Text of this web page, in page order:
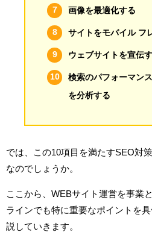
画像を最適化する
サイトをモバイル フ
ウェブサイトを宣伝
検索のパフォーマン
を分析する
では、この10項目を満たすSEO対
なのでしょうか。
ここから、WEBサイト運営を事業
ラインでも特に重要なポイントを
説していきます。